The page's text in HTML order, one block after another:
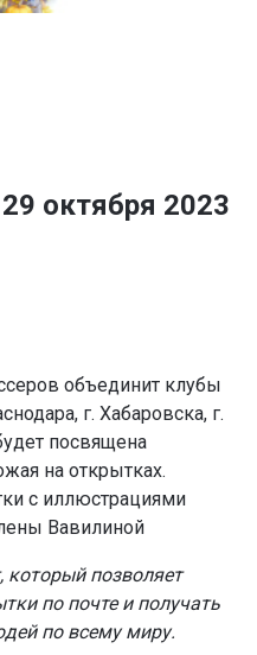
октября 2023
объединит клубы
г. Хабаровска, г.
посвящена
на открытках.
с иллюстрациями
Вавилиной
который позволяет
по почте и получать
по всему миру.